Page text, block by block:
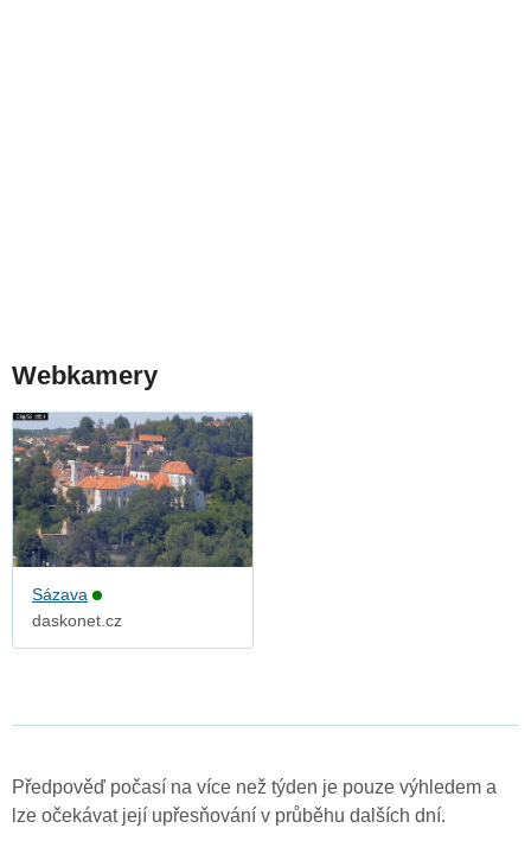
Webkamery
Sázava
daskonet.cz
Předpověď počasí na více než týden je pouze výhledem a
lze očekávat její upřesňování v průběhu dalších dní.